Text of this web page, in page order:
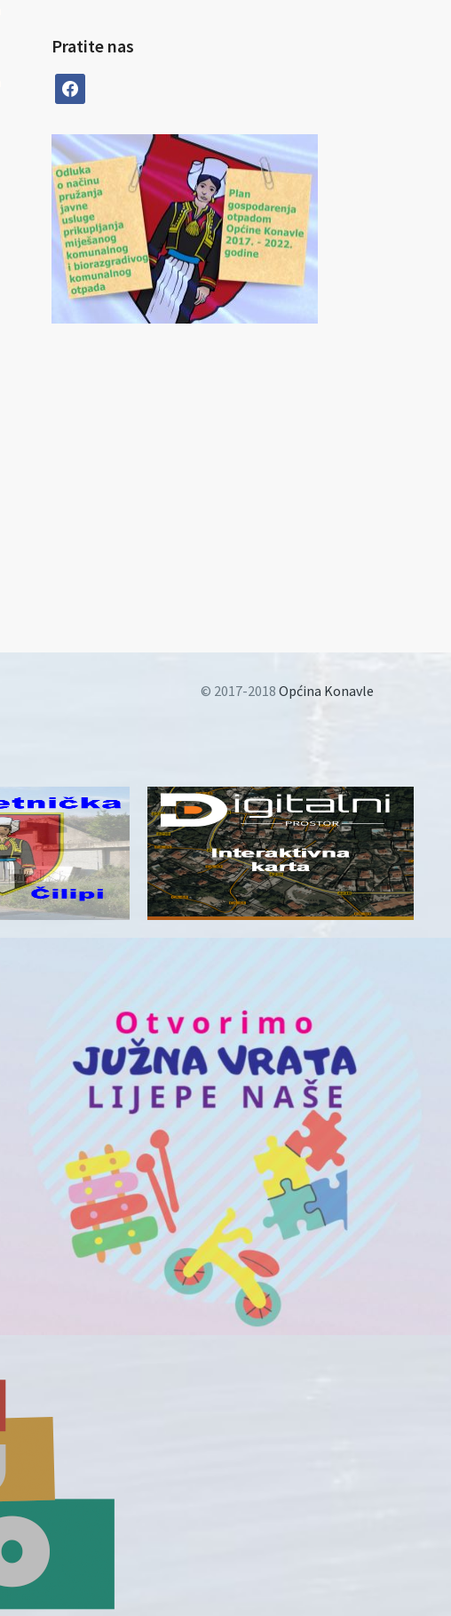
Pratite nas
facebook
© 2017-2018 Općina Konavle